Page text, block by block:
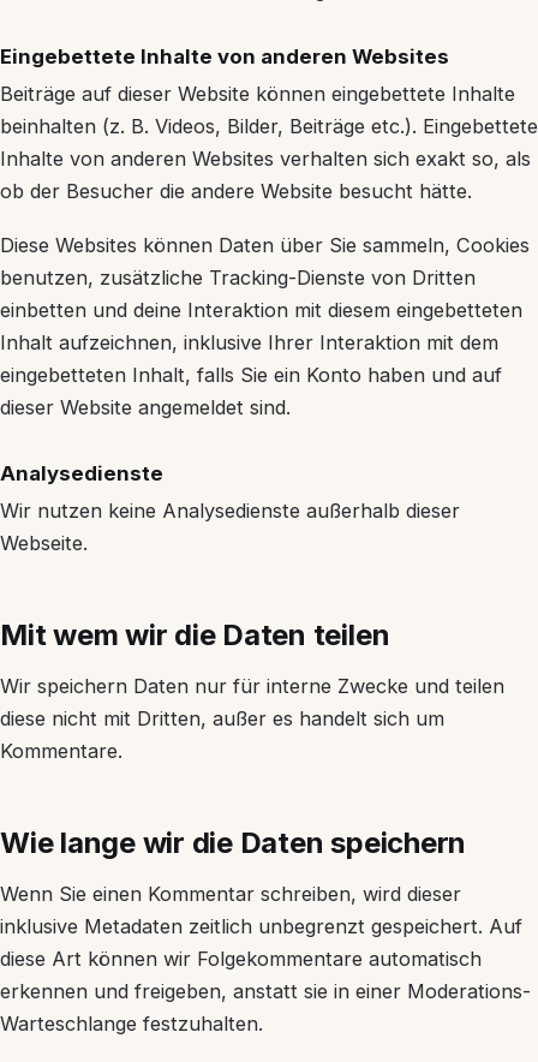
Eingebettete Inhalte von anderen Websites
Beiträge auf dieser Website können eingebettete Inhalte
beinhalten (z. B. Videos, Bilder, Beiträge etc.). Eingebettete
Inhalte von anderen Websites verhalten sich exakt so, als
ob der Besucher die andere Website besucht hätte.
Diese Websites können Daten über Sie sammeln, Cookies
benutzen, zusätzliche Tracking-Dienste von Dritten
einbetten und deine Interaktion mit diesem eingebetteten
Inhalt aufzeichnen, inklusive Ihrer Interaktion mit dem
eingebetteten Inhalt, falls Sie ein Konto haben und auf
dieser Website angemeldet sind.
Analysedienste
Wir nutzen keine Analysedienste außerhalb dieser
Webseite.
Mit wem wir die Daten teilen
Wir speichern Daten nur für interne Zwecke und teilen
diese nicht mit Dritten, außer es handelt sich um
Kommentare.
Wie lange wir die Daten speichern
Wenn Sie einen Kommentar schreiben, wird dieser
inklusive Metadaten zeitlich unbegrenzt gespeichert. Auf
diese Art können wir Folgekommentare automatisch
erkennen und freigeben, anstatt sie in einer Moderations-
Warteschlange festzuhalten.